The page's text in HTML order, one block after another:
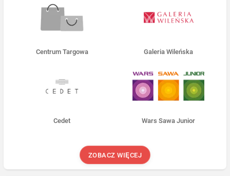
Centrum Targowa Galeria Wileńska
Cedet Wars Sawa Junior
ZOBACZ WIĘCEJ